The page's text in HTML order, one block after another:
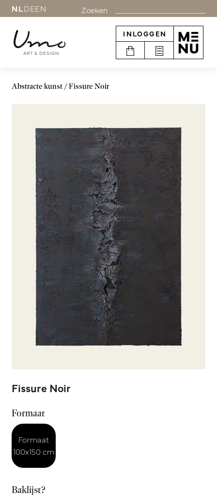
NLDEEN Zoeken
INLOGGEN
Abstracte kunst Fissure Noir
Fissure Noir
Formaat
Formaat
100x150 cm
Baklijst?